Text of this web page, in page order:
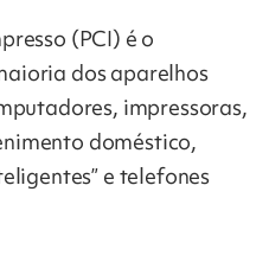
(PCI) é o
dos aparelhos
impressoras,
doméstico,
e telefones